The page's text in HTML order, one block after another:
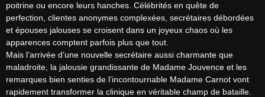
poitrine ou encore leurs hanches. Célébrités en quête de
perfection, clientes anonymes complexées, secrétaires débordées
et épouses jalouses se croisent dans un joyeux chaos où les
apparences comptent parfois plus que tout.
Mais l’arrivée d’une nouvelle secrétaire aussi charmante que
maladroite, la jalousie grandissante de Madame Jouvence et les
remarques bien senties de l’incontournable Madame Carnot vont
rapidement transformer la clinique en véritable champ de bataille.